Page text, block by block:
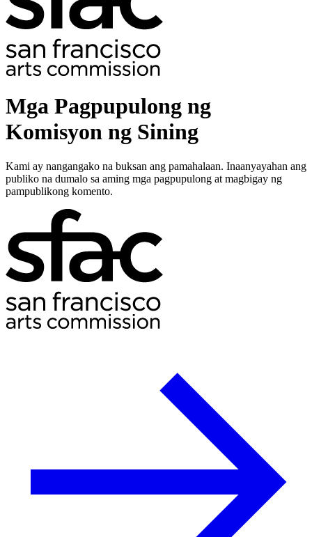
Mga Pagpupulong ng
Komisyon ng Sining
Kami ay nangangako na buksan ang pamahalaan. Inaanyayahan ang
publiko na dumalo sa aming mga pagpupulong at magbigay ng
pampublikong komento.